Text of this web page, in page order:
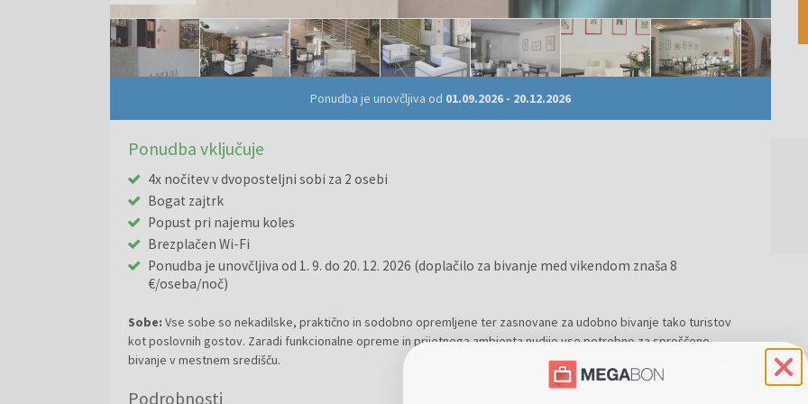
Ponudba je unovčljiva od 01.09.2026 - 20.12.2026
Ponudba vključuje
4x nočitev v dvoposteljni sobi za 2 osebi
Bogat zajtrk
Popust pri najemu koles
Brezplačen Wi-Fi
Ponudba je unovčljiva od 1. 9. do 20. 12. 2026 (doplačilo za bivanje med vikendom znaša 8
€/oseba/noč)
Sobe: Vse sobe so nekadilske, praktično in sodobno opremljene ter zasnovane za udobno bivanje tako turistov
kot poslovnih gostov. Zaradi funkcionalne opreme in prijetnega ambienta nudijo vse potrebno za sproščeno
bivanje v mestnem središču.
Podrobnosti